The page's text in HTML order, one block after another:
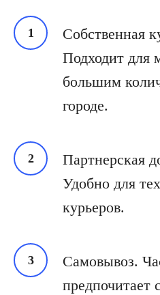
Собственная
Подходит для
большим
городе.
Партнерская
Удобно для
курьеров.
Самовывоз.
предпочитает